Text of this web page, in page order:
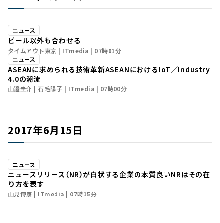
ニュース
ビール以外も合わせる
タイムアウト東京 ITmedia
07時01分
ニュース
ASEANに求められる技術革新――ASEANにおけるIoT／Industry
4.0の潮流
山邉圭介 石毛陽子 ITmedia 07時00分
2017年6月15日
ニュース
ニュースリリース（NR）が白状する企業の本質――良いNRはその在
り方を表す
山見博康 ITmedia 07時15分